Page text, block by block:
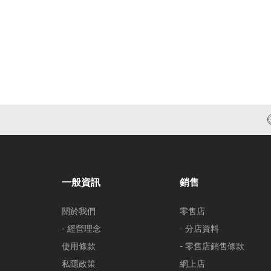
一般資訊
關於我們
- 經營理念
使用條款
私隱政策
銷售
零售店
- 分店資料
- 零售店銷售條款
網上店